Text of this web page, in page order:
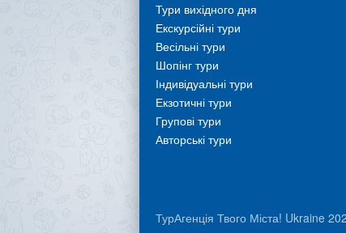
Тури вихідного дня
Екскурсійні тури
Весільні тури
Шопінг тури
Індивідуальні тури
Екзотичні тури
Групові тури
Авторські тури
ТурАгенція Твого Міста! Ukraine